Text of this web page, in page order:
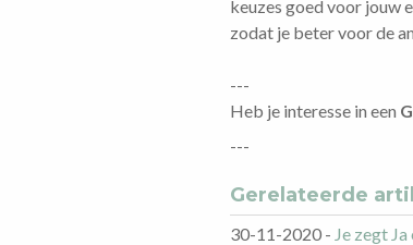
keuzes goed voor jouw
zodat je beter voor de
---
Heb je interesse in een
---
Gerelateerde
30-11-2020 - Je zegt